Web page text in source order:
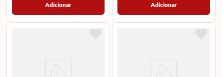
Adicionar Adicionar